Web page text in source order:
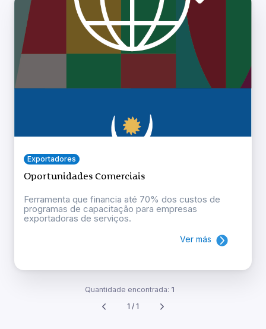
Exportadores
Oportunidades Comerciais
Ferramenta que financia até 70% dos custos de
programas de capacitação para empresas
exportadoras de serviços.
Ver más
Quantidade encontrada: 1
1 / 1